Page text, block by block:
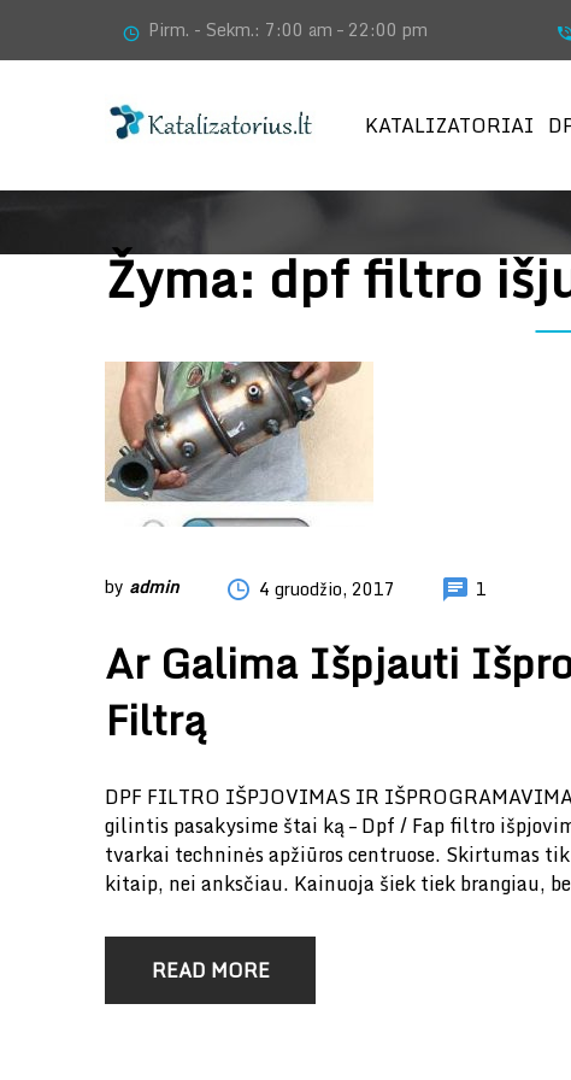
Pirm. - Sekm.: 7:00 am – 22:00 pm
KATALIZATORIAI
Žyma:dpf filtro
by admin 4 gruodžio, 2017 1
Ar Galima Išpjauti
Filtrą
DPF FILTRO IŠPJOVIMAS IR
gilintis pasakysime štai ką – Dpf / Fap filtro
tvarkai techninės apžiūros centruose. Skirtumas
kitaip, nei anksčiau. Kainuoja šiek tiek brangiau,
READ MORE